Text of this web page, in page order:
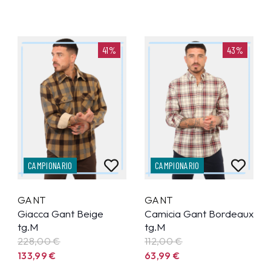
41%
CAMPIONARIO
GANT
Giacca Gant Beige
tg.M
228,00 €
133,99€
43%
CAMPIONARIO
GANT
Camicia Gant Bordeaux
tg.M
112,00 €
63,99€